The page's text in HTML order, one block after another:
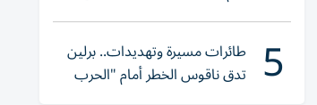
5 طائرات مسيرة وتهديدات.. برلين
تدق ناقوس الخطر أمام "الحرب